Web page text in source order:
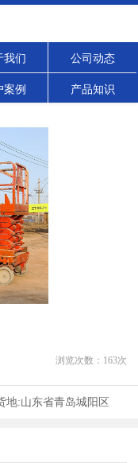
我们 公司动态
案例 产品知识
浏览次数： 163次
地:山东省青岛城阳区